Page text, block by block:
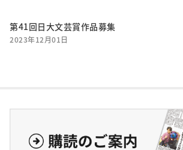
第41回日大文芸賞作品募集
2023年12月01日